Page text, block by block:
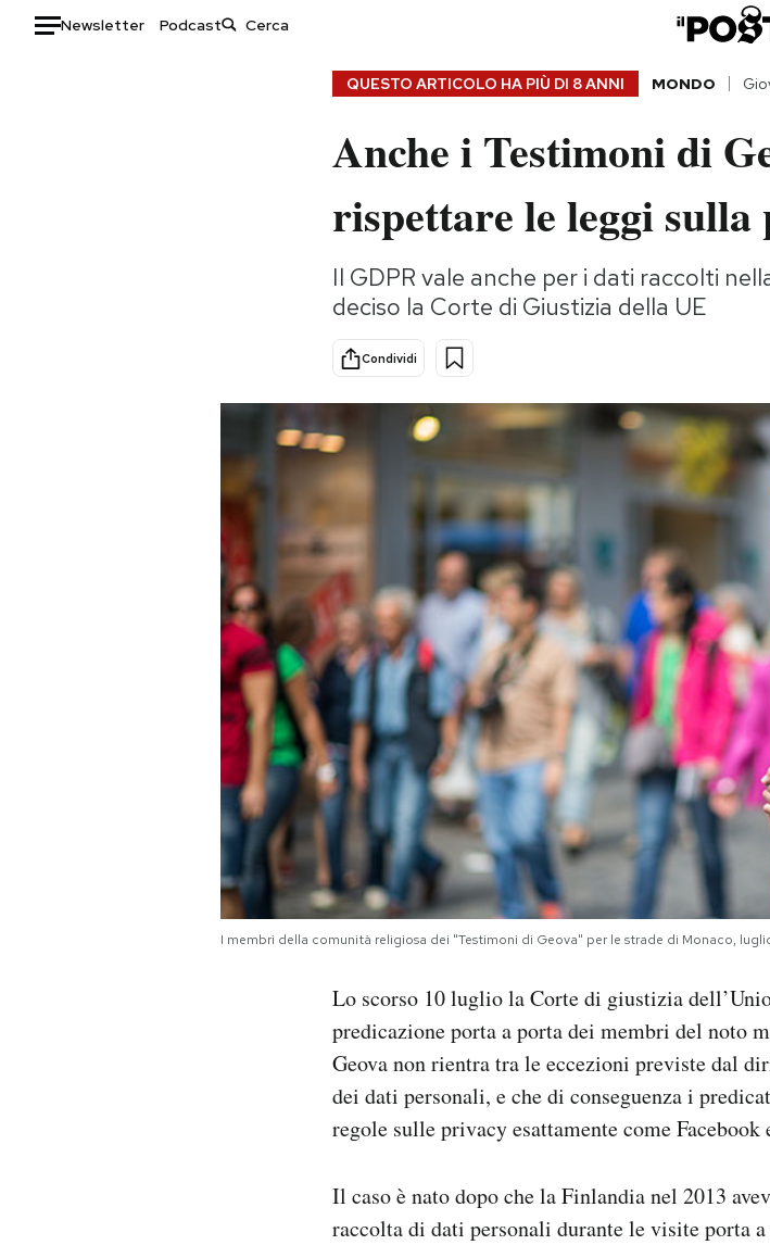
Newsletter Podcast
Ok Boomer!
Altrecose
Mondiali calcio 2026
AREA PERSONALE
QUESTO ARTICOLO HA PIÙ DI 8 ANNI MONDO
Anche i Testimoni di
rispettare le leggi
Il GDPR vale anche per i dati raccolti
deciso la Corte di Giustizia della UE
Condividi
I membri della comunità religiosa dei "Testimoni di Geova" per le strade di Monaco,
Lo scorso 10 luglio la Corte di giustizia
predicazione porta a porta dei membri del noto
Geova non rientra tra le eccezioni previste dal
dei dati personali, e che di conseguenza i
regole sulle privacy esattamente come Facebook
Il caso è nato dopo che la Finlandia nel 2013
raccolta di dati personali durante le visite porta